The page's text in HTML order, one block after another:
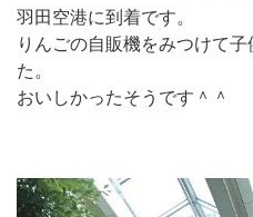
羽田空港に到着です。
りんごの自販機をみつけて
た。
おいしかったそうです＾＾